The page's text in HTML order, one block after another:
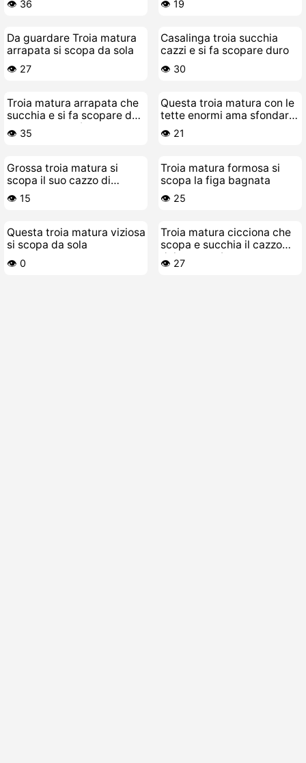
👁️ 36 👁️ 19
Da guardare Troia matura
arrapata si scopa da sola
👁️ 27
Casalinga troia succhia
cazzi e si fa scopare duro
👁️ 30
Troia matura arrapata che
succhia e si fa scopare dal
suo stallone più giovane
👁️ 35
Questa troia matura con le
tette enormi ama sfondarsi
la figa bagnata
👁️ 21
Grossa troia matura si
scopa il suo cazzo di
gomma
👁️ 15
Troia matura formosa si
scopa la figa bagnata
👁️ 25
Questa troia matura viziosa
si scopa da sola
👁️ 0
Troia matura cicciona che
scopa e succhia il cazzo
del suo toy-boy
👁️ 27